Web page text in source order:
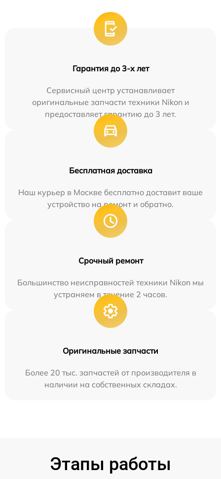
Гарантия до 3-х лет
Сервисный центр устанавливает
оригинальные запчасти техники Nikon и
предоставляет гарантию до 3 лет.
Бесплатная доставка
Наш курьер в Москве бесплатно доставит ваше
устройство на ремонт и обратно.
Срочный ремонт
Большинство неисправностей техники Nikon мы
устраняем в течение 2 часов.
Оригинальные запчасти
Более 20 тыс. запчастей от производителя в
наличии на собственных складах.
Этапы работы